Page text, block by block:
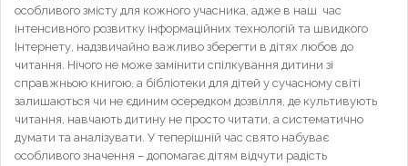
особливого змісту для кожного учасника, адже в наш час
інтенсивного розвитку інформаційних технологій та швидкого
Інтернету, надзвичайно важливо зберегти в дітях любов до
читання. Нічого не може замінити спілкування дитини зі
справжньою книгою, а бібліотеки для дітей у сучасному світі
залишаються чи не єдиним осередком дозвілля, де культивують
читання, навчають дитину не просто читати, а систематично
думати та аналізувати. У теперішній час свято набуває
особливого значення – допомагає дітям відчути радість